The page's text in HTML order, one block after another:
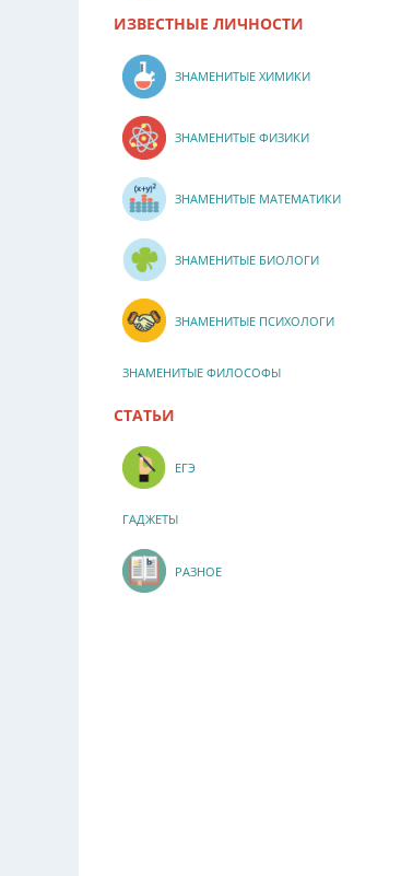
ИЗВЕСТНЫЕ ЛИЧНОСТИ
ЗНАМЕНИТЫЕ ХИМИКИ
ЗНАМЕНИТЫЕ ФИЗИКИ
ЗНАМЕНИТЫЕ МАТЕМАТИКИ
ЗНАМЕНИТЫЕ БИОЛОГИ
ЗНАМЕНИТЫЕ ПСИХОЛОГИ
ЗНАМЕНИТЫЕ ФИЛОСОФЫ
СТАТЬИ
ЕГЭ
ГАДЖЕТЫ
РАЗНОЕ